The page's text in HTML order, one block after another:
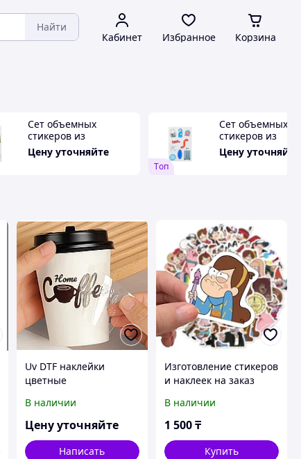
Найти
Кабинет Избранное Корзина
Сет объемных
стикеров из
эпоксидной смолы, А5
Цену уточняйте
Tоп
Сет объемных
стикеров из
эпоксидной
Цену уточняйте
Uv DTF наклейки
цветные
В наличии
Цену уточняйте
Написать
Изготовление стикеров
и наклеек на заказ
В наличии
1 500₸
Купить